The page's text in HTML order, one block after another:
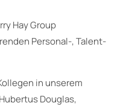
Hay Group
Personal-, Talent-
in unserem
Douglas,